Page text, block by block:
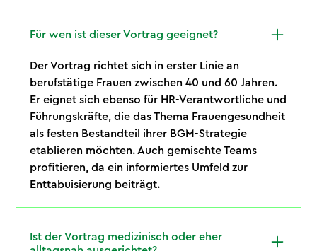
Für wen ist dieser Vortrag geeignet?
Der Vortrag richtet sich in erster Linie an
berufstätige Frauen zwischen 40 und 60 Jahren.
Er eignet sich ebenso für HR-Verantwortliche und
Führungskräfte, die das Thema Frauengesundheit
als festen Bestandteil ihrer BGM-Strategie
etablieren möchten. Auch gemischte Teams
profitieren, da ein informiertes Umfeld zur
Enttabuisierung beiträgt.
Ist der Vortrag medizinisch oder eher